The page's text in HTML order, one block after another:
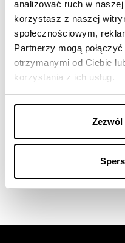
analizować ruch w
korzystasz z naszej
społecznościowym,
Partnerzy mogą
otrzymanymi od Ciebie
korzystania z ich usług.
Zezwól
09-06-2026
konkursie Best
Tabeli Ofert